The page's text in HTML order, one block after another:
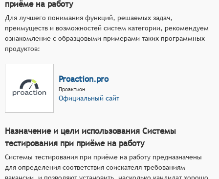
приёме на работу
Для лучшего понимания функций, решаемых задач,
преимуществ и возможностей систем категории, рекомендуем
ознакомление с образцовыми примерами таких программных
продуктов:
Proaction.pro
Проактион
Официальный сайт
Назначение и цели использования Системы
тестирования при приёме на работу
Системы тестирования при приёме на работу предназначены
для определения соответствия соискателя требованиям